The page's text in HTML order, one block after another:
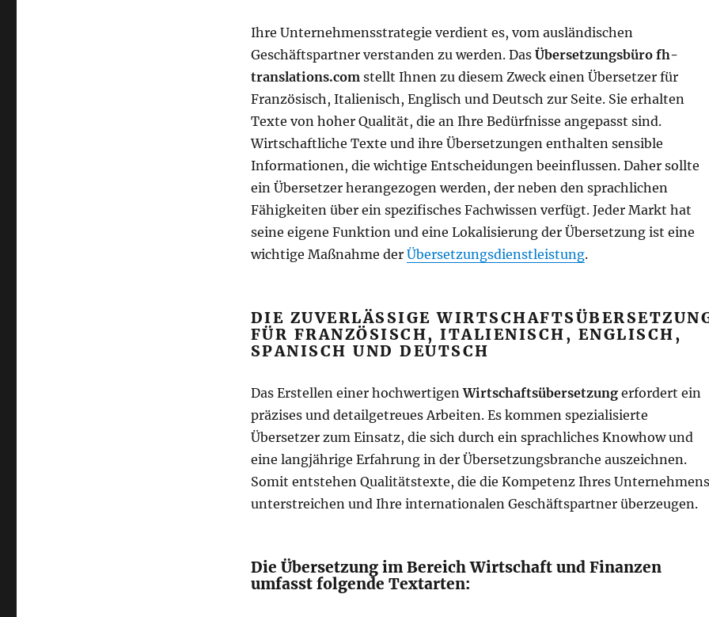
Ihre Unternehmensstrategie verdient es, vom ausländischen
Geschäftspartner verstanden zu werden. Das Übersetzungsbüro fh-
translations.comstellt Ihnen zu diesem Zweck einen Übersetzer für
Französisch, Italienisch, Englisch und Deutsch zur Seite. Sie erhalten
Texte von hoher Qualität, die an Ihre Bedürfnisse angepasst sind.
Wirtschaftliche Texte und ihre Übersetzungen enthalten sensible
Informationen, die wichtige Entscheidungen beeinflussen. Daher sollte
ein Übersetzer herangezogen werden, der neben den sprachlichen
Fähigkeiten über ein spezifisches Fachwissen verfügt. Jeder Markt hat
seine eigene Funktion und eine Lokalisierung der Übersetzung ist eine
wichtige Maßnahme der Übersetzungsdienstleistung.
DIE ZUVERLÄSSIGE
FÜR FRANZÖSISCH, ITALIENISCH, ENGLISCH,
SPANISCH UND DEUTSCH
Das Erstellen einer hochwertigenWirtschaftsübersetzungerfordert ein
präzises und detailgetreues Arbeiten. Es kommen spezialisierte
Übersetzer zum Einsatz, die sich durch ein sprachliches Knowhow und
eine langjährige Erfahrung in der Übersetzungsbranche auszeichnen.
Somit entstehen Qualitätstexte, die die Kompetenz Ihres Unternehmens
unterstreichen und Ihre internationalen Geschäftspartner überzeugen.
Die Übersetzung im Bereich Wirtschaft und Finanzen
umfasst folgende Textarten: